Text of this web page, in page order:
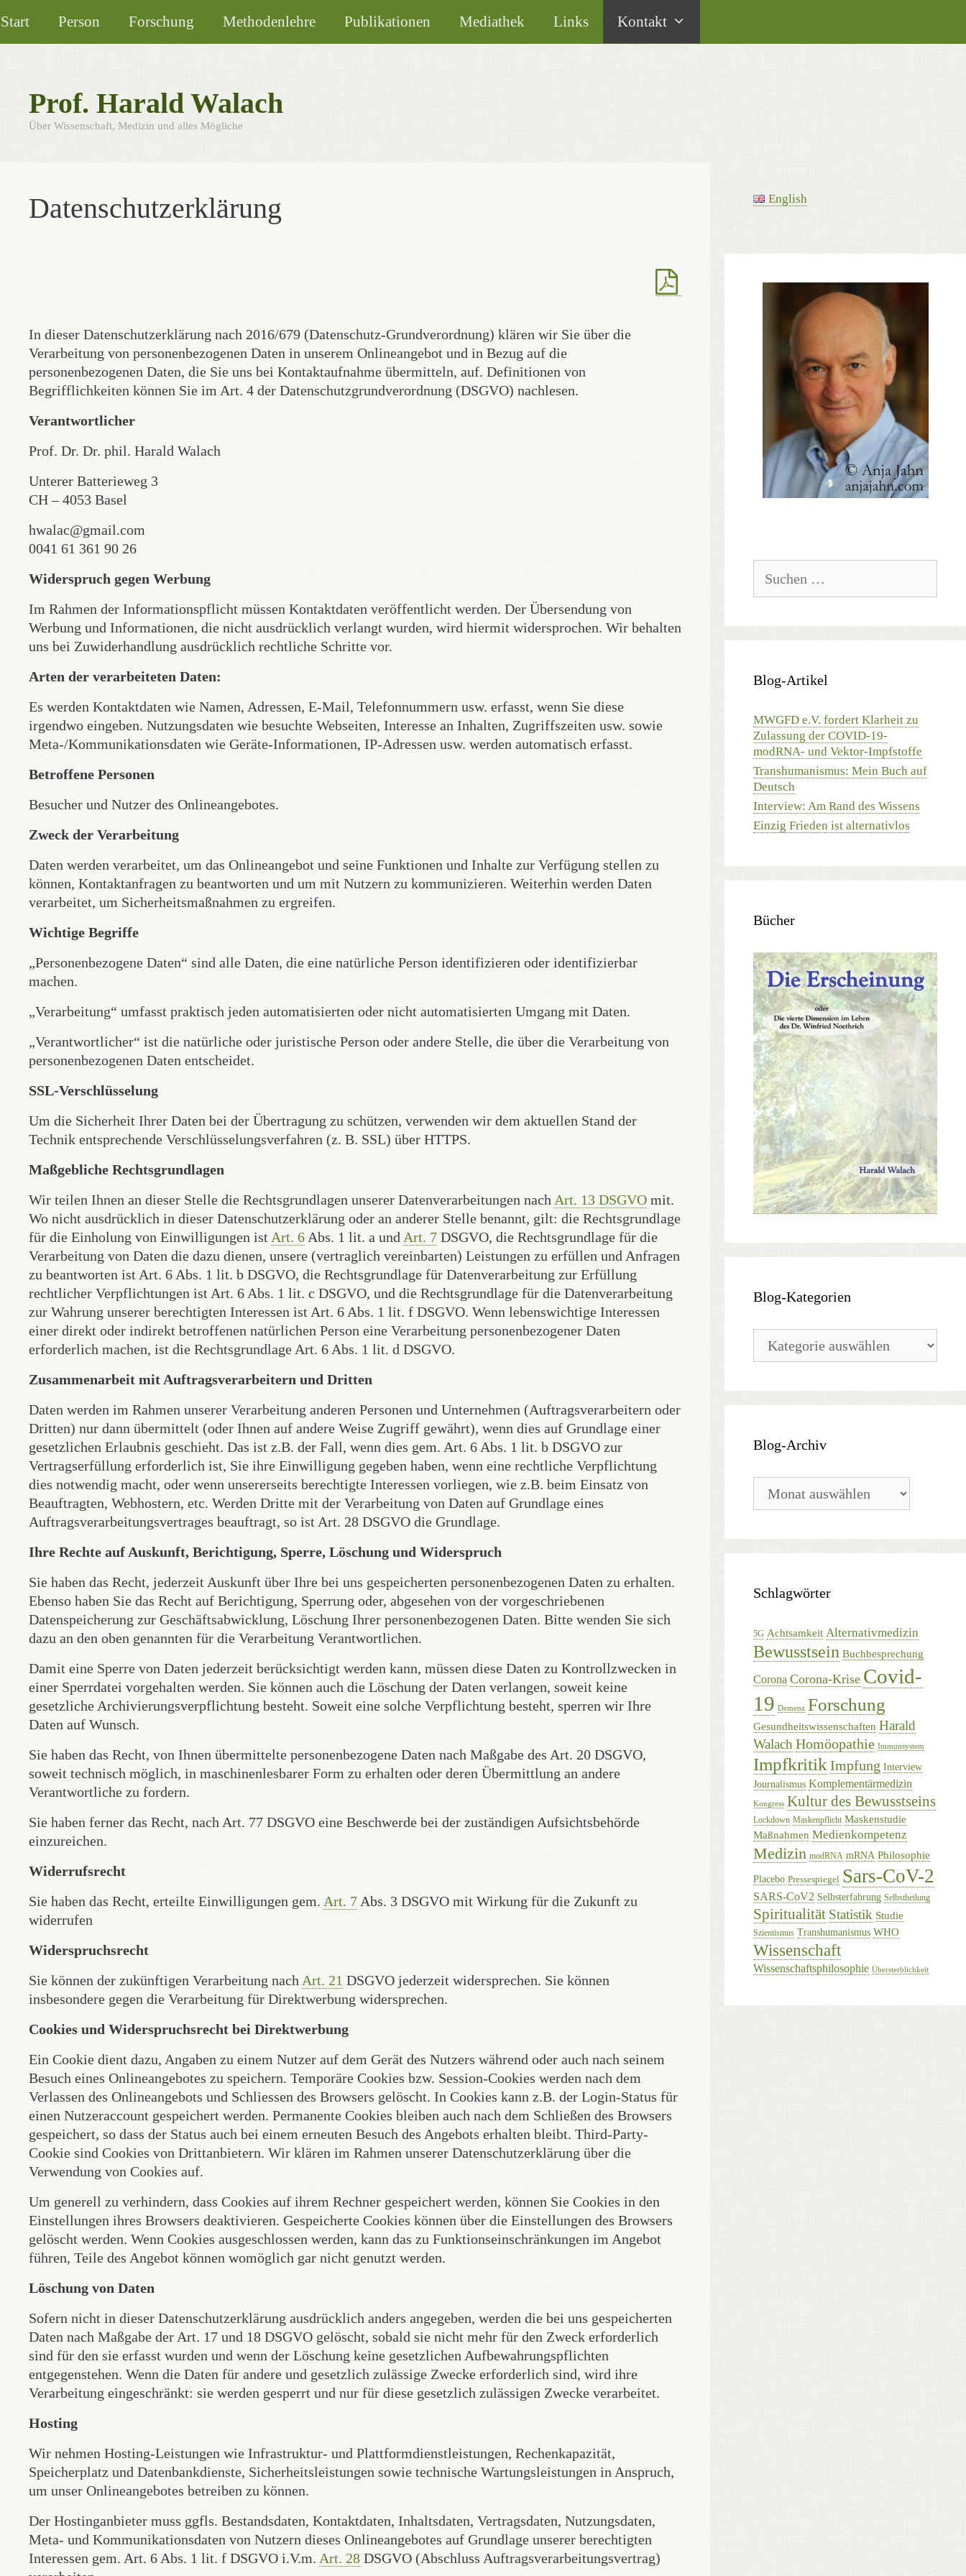
Inhalt
springen
Start Person Forschung Methodenlehre Publikationen Mediathek Links Kontakt
Prof. Harald Walach
Über Wissenschaft, Medizin und alles Mögliche
Datenschutzerklärung
In dieser Datenschutzerklärung nach 2016/679 (Datenschutz-Grundverordnung) klären wir Sie über die
Verarbeitung von personenbezogenen Daten in unserem Onlineangebot und in Bezug auf die
personenbezogenen Daten, die Sie uns bei Kontaktaufnahme übermitteln, auf. Definitionen von
Begrifflichkeiten können Sie im Art. 4 der Datenschutzgrundverordnung (DSGVO) nachlesen.
Verantwortlicher
Prof. Dr. Dr. phil. Harald Walach
Unterer Batterieweg 3
CH – 4053 Basel
hwalac@gmail.com
0041 61 361 90 26
Widerspruch gegen Werbung
Im Rahmen der Informationspflicht müssen Kontaktdaten veröffentlicht werden. Der Übersendung von
Werbung und Informationen, die nicht ausdrücklich verlangt wurden, wird hiermit widersprochen. Wir behalten
uns bei Zuwiderhandlung ausdrücklich rechtliche Schritte vor.
Arten der verarbeiteten Daten:
Es werden Kontaktdaten wie Namen, Adressen, E-Mail, Telefonnummern usw. erfasst, wenn Sie diese
irgendwo eingeben. Nutzungsdaten wie besuchte Webseiten, Interesse an Inhalten, Zugriffszeiten usw. sowie
Meta-/Kommunikationsdaten wie Geräte-Informationen, IP-Adressen usw. werden automatisch erfasst.
Betroffene Personen
Besucher und Nutzer des Onlineangebotes.
Zweck der Verarbeitung
Daten werden verarbeitet, um das Onlineangebot und seine Funktionen und Inhalte zur Verfügung stellen zu
können, Kontaktanfragen zu beantworten und um mit Nutzern zu kommunizieren. Weiterhin werden Daten
verarbeitet, um Sicherheitsmaßnahmen zu ergreifen.
Wichtige Begriffe
„Personenbezogene Daten“ sind alle Daten, die eine natürliche Person identifizieren oder identifizierbar
machen.
„Verarbeitung“ umfasst praktisch jeden automatisierten oder nicht automatisierten Umgang mit Daten.
„Verantwortlicher“ ist die natürliche oder juristische Person oder andere Stelle, die über die Verarbeitung von
personenbezogenen Daten entscheidet.
SSL-Verschlüsselung
Um die Sicherheit Ihrer Daten bei der Übertragung zu schützen, verwenden wir dem aktuellen Stand der
Technik entsprechende Verschlüsselungsverfahren (z. B. SSL) über HTTPS.
Maßgebliche Rechtsgrundlagen
Wir teilen Ihnen an dieser Stelle die Rechtsgrundlagen unserer Datenverarbeitungen nach Art. 13 DSGVO mit.
Wo nicht ausdrücklich in dieser Datenschutzerklärung oder an anderer Stelle benannt, gilt: die Rechtsgrundlage
für die Einholung von Einwilligungen ist Art. 6 Abs. 1 lit. a und Art. 7 DSGVO, die Rechtsgrundlage für die
Verarbeitung von Daten die dazu dienen, unsere (vertraglich vereinbarten) Leistungen zu erfüllen und Anfragen
zu beantworten ist Art. 6 Abs. 1 lit. b DSGVO, die Rechtsgrundlage für Datenverarbeitung zur Erfüllung
rechtlicher Verpflichtungen ist Art. 6 Abs. 1 lit. c DSGVO, und die Rechtsgrundlage für die Datenverarbeitung
zur Wahrung unserer berechtigten Interessen ist Art. 6 Abs. 1 lit. f DSGVO. Wenn lebenswichtige Interessen
einer direkt oder indirekt betroffenen natürlichen Person eine Verarbeitung personenbezogener Daten
erforderlich machen, ist die Rechtsgrundlage Art. 6 Abs. 1 lit. d DSGVO.
Zusammenarbeit mit Auftragsverarbeitern und Dritten
Daten werden im Rahmen unserer Verarbeitung anderen Personen und Unternehmen (Auftragsverarbeitern oder
Dritten) nur dann übermittelt (oder Ihnen auf andere Weise Zugriff gewährt), wenn dies auf Grundlage einer
gesetzlichen Erlaubnis geschieht. Das ist z.B. der Fall, wenn dies gem. Art. 6 Abs. 1 lit. b DSGVO zur
Vertragserfüllung erforderlich ist, Sie ihre Einwilligung gegeben haben, wenn eine rechtliche Verpflichtung
dies notwendig macht, oder wenn unsererseits berechtigte Interessen vorliegen, wie z.B. beim Einsatz von
Beauftragten, Webhostern, etc. Werden Dritte mit der Verarbeitung von Daten auf Grundlage eines
Auftragsverarbeitungsvertrages beauftragt, so ist Art. 28 DSGVO die Grundlage.
Ihre Rechte auf Auskunft, Berichtigung, Sperre, Löschung und Widerspruch
Sie haben das Recht, jederzeit Auskunft über Ihre bei uns gespeicherten personenbezogenen Daten zu erhalten.
Ebenso haben Sie das Recht auf Berichtigung, Sperrung oder, abgesehen von der vorgeschriebenen
Datenspeicherung zur Geschäftsabwicklung, Löschung Ihrer personenbezogenen Daten. Bitte wenden Sie sich
dazu an den oben genannten für die Verarbeitung Verantwortlichen.
Damit eine Sperre von Daten jederzeit berücksichtigt werden kann, müssen diese Daten zu Kontrollzwecken in
einer Sperrdatei vorgehalten werden. Sie können auch die Löschung der Daten verlangen, soweit keine
gesetzliche Archivierungsverpflichtung besteht. Soweit eine solche Verpflichtung besteht, sperren wir Ihre
Daten auf Wunsch.
Sie haben das Recht, von Ihnen übermittelte personenbezogene Daten nach Maßgabe des Art. 20 DSGVO,
soweit technisch möglich, in maschinenlesbarer Form zu erhalten oder deren Übermittlung an andere
Verantwortliche zu fordern.
Sie haben ferner das Recht, nach Art. 77 DSGVO eine Beschwerde bei der zuständigen Aufsichtsbehörde
einzureichen.
Widerrufsrecht
Sie haben das Recht, erteilte Einwilligungen gem. Art. 7 Abs. 3 DSGVO mit Wirkung für die Zukunft zu
widerrufen
Widerspruchsrecht
Sie können der zukünftigen Verarbeitung nach Art. 21 DSGVO jederzeit widersprechen. Sie können
insbesondere gegen die Verarbeitung für Direktwerbung widersprechen.
Cookies und Widerspruchsrecht bei Direktwerbung
Ein Cookie dient dazu, Angaben zu einem Nutzer auf dem Gerät des Nutzers während oder auch nach seinem
Besuch eines Onlineangebotes zu speichern. Temporäre Cookies bzw. Session-Cookies werden nach dem
Verlassen des Onlineangebots und Schliessen des Browsers gelöscht. In Cookies kann z.B. der Login-Status für
einen Nutzeraccount gespeichert werden. Permanente Cookies bleiben auch nach dem Schließen des Browsers
gespeichert, so dass der Status auch bei einem erneuten Besuch des Angebots erhalten bleibt. Third-Party-
Cookie sind Cookies von Drittanbietern. Wir klären im Rahmen unserer Datenschutzerklärung über die
Verwendung von Cookies auf.
Um generell zu verhindern, dass Cookies auf ihrem Rechner gespeichert werden, können Sie Cookies in den
Einstellungen ihres Browsers deaktivieren. Gespeicherte Cookies können über die Einstellungen des Browsers
gelöscht werden. Wenn Cookies ausgeschlossen werden, kann das zu Funktionseinschränkungen im Angebot
führen, Teile des Angebot können womöglich gar nicht genutzt werden.
Löschung von Daten
Sofern nicht in dieser Datenschutzerklärung ausdrücklich anders angegeben, werden die bei uns gespeicherten
Daten nach Maßgabe der Art. 17 und 18 DSGVO gelöscht, sobald sie nicht mehr für den Zweck erforderlich
sind für den sie erfasst wurden und wenn der Löschung keine gesetzlichen Aufbewahrungspflichten
entgegenstehen. Wenn die Daten für andere und gesetzlich zulässige Zwecke erforderlich sind, wird ihre
Verarbeitung eingeschränkt: sie werden gesperrt und nur für diese gesetzlich zulässigen Zwecke verarbeitet.
Hosting
Wir nehmen Hosting-Leistungen wie Infrastruktur- und Plattformdienstleistungen, Rechenkapazität,
Speicherplatz und Datenbankdienste, Sicherheitsleistungen sowie technische Wartungsleistungen in Anspruch,
um unser Onlineangebotes betreiben zu können.
Der Hostinganbieter muss ggfls. Bestandsdaten, Kontaktdaten, Inhaltsdaten, Vertragsdaten, Nutzungsdaten,
Meta- und Kommunikationsdaten von Nutzern dieses Onlineangebotes auf Grundlage unserer berechtigten
Interessen gem. Art. 6 Abs. 1 lit. f DSGVO i.V.m. Art. 28 DSGVO (Abschluss Auftragsverarbeitungsvertrag)
English
nach:
Blog-Artikel
MWGFD e.V. fordert Klarheit zu
Zulassung der COVID-19-
modRNA- und Vektor-Impfstoffe
Transhumanismus: Mein Buch auf
Deutsch
Interview: Am Rand des Wissens
Einzig Frieden ist alternativlos
Bücher
Blog-Kategorien
Kategorien
Blog-Archiv
Archiv
Schlagwörter
5G Achtsamkeit Alternativmedizin
Bewusstsein Buchbesprechung
Corona Corona-Krise Covid-
19 Demenz Forschung
Gesundheitswissenschaften Harald
Walach Homöopathie Immunsystem
Impfkritik Impfung Interview
Journalismus Komplementärmedizin
Kongress Kultur des Bewusstseins
Lockdown Maskenpflicht Maskenstudie
Maßnahmen Medienkompetenz
Medizin modRNA mRNA Philosophie
Placebo Pressespiegel Sars-CoV-2
SARS-CoV2 Selbsterfahrung Selbstheilung
Spiritualität Statistik Studie
Szientismus Transhumanismus WHO
Wissenschaft
Wissenschaftsphilosophie Übersterblichkeit